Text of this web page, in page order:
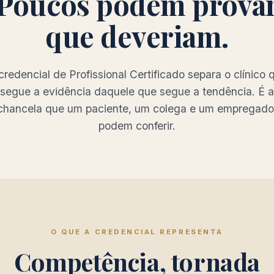
que deveriam.
de Profissional Certificado separa o clínico
segue a evidência daquele que segue a tendência. É a
que um paciente, um colega e um
podem conferir.
O QUE A CREDENCIAL REPRESENTA
Competência, tornada